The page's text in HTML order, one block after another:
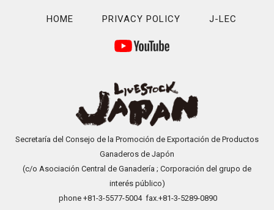
HOME PRIVACY POLICY J-LEC
Secretaría del Consejo de la Promoción de Exportación de Productos
Ganaderos de Japón
(c/o Asociación Central de Ganadería ; Corporación del grupo de
interés público)
phone +81-3-5577-5004 fax.+81-3-5289-0890